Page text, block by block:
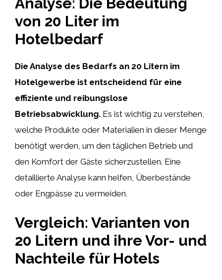
von 20 Liter im
Hotelbedarf
Die Analyse des Bedarfs an 20 Litern im
Hotelgewerbe ist entscheidend für eine
effiziente und reibungslose
Betriebsabwicklung. Es ist wichtig zu verstehen,
welche Produkte oder Materialien in dieser Menge
benötigt werden, um den täglichen Betrieb und
den Komfort der Gäste sicherzustellen. Eine
detaillierte Analyse kann helfen, Überbestände
oder Engpässe zu vermeiden.
Vergleich: Varianten von
20 Litern und ihre Vor- und
Nachteile für Hotels